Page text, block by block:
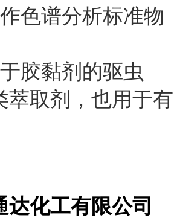
谱分析标准物
黏剂的驱虫
萃取剂，也用于有
达化工有限公司